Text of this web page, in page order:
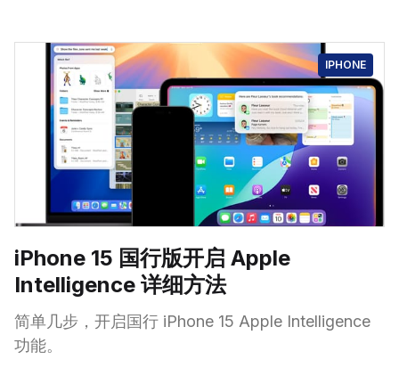
IPHONE
iPhone 15 国行版开启 Apple
Intelligence 详细方法
简单几步，开启国行 iPhone 15 Apple Intelligence
功能。